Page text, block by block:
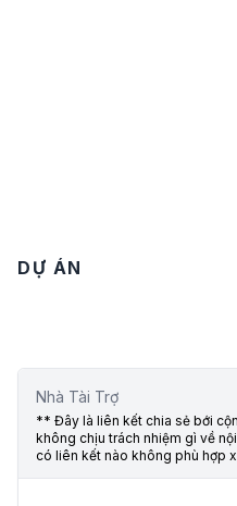
DỰ ÁN
Nhà Tài Trợ
** Đây là liên kết chia sẻ bới
không chịu trách nhiệm gì về
có liên kết nào không phù hợp